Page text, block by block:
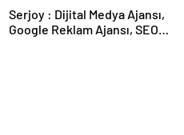
Serjoy : Dijital Medya Ajansı,
Google Reklam Ajansı, SEO